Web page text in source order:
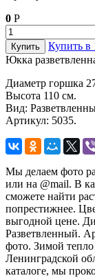
0 Р
Купить
Купить в
Юкка
Диаметр горшка
Высота 110 см.
Вид:
Артикул: 5035.
Мы делаем фото
или на @mail. В
сможете найти
попрестижнее.
выгодной цене.
Разветвленный.
фото. Зимой
Ленинградской
каталоге, мы